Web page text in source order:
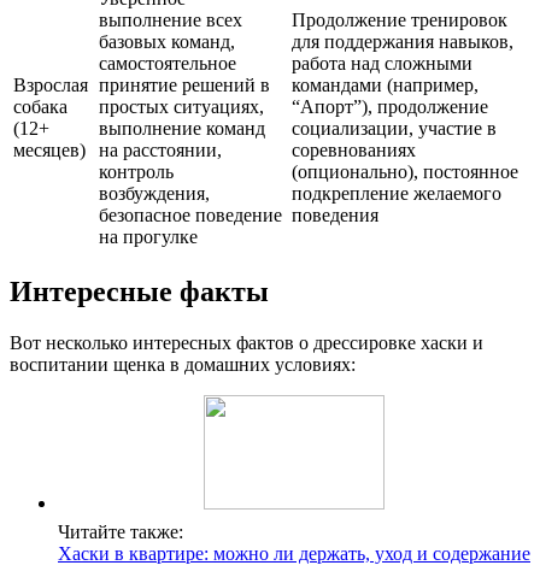
Взрослая
собака
(12+
месяцев)
выполнение всех
базовых команд,
самостоятельное
принятие решений в
простых ситуациях,
выполнение команд
на расстоянии,
контроль
возбуждения,
безопасное поведение
на прогулке
Продолжение тренировок
для поддержания навыков,
работа над сложными
командами (например,
“Апорт”), продолжение
социализации, участие в
соревнованиях
(опционально), постоянное
подкрепление желаемого
поведения
Интересные факты
Вот несколько интересных фактов о дрессировке хаски и
воспитании щенка в домашних условиях:
Читайте также:
Хаски в квартире: можно ли держать, уход и содержание